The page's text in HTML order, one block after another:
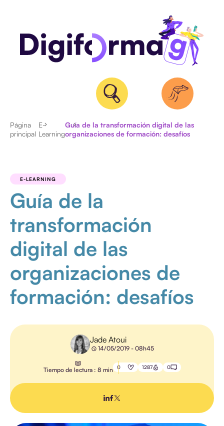
GESTIÓN DE
FORMACIÓN
COMUNICACIÓN
PEDAGOGÍA
GESTIÓN
ELECTRÓNICA
DOCUMENTOS
Página
principal
E-
Learning
Guía de la transformación digital de las
organizaciones de formación: desafíos
E-LEARNING
Guía de la
transformación
digital de las
organizaciones de
formación: desafíos
Jade Atoui
14/05/2019 - 08h45
Tiempo de lectura : 8 min 0 1287 0